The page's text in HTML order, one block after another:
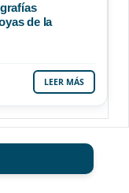
de la
LEER MÁS